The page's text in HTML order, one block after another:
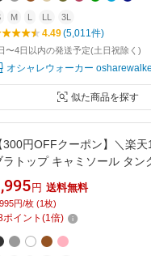
M L LL 3L
4.49(5,011件)
〜4日以内の発送予定(土日祝除く)
オシャレウォーカー
似た商品を探す
300円OFFクーポン】＼楽
ラトップ キャミソール タン
きインナー オールインワン
ィットタンク リブフィット
トブラ 脇高 脇肉 スッキリ
円 送料無料
円/枚 (1枚)
ポイント (1倍)